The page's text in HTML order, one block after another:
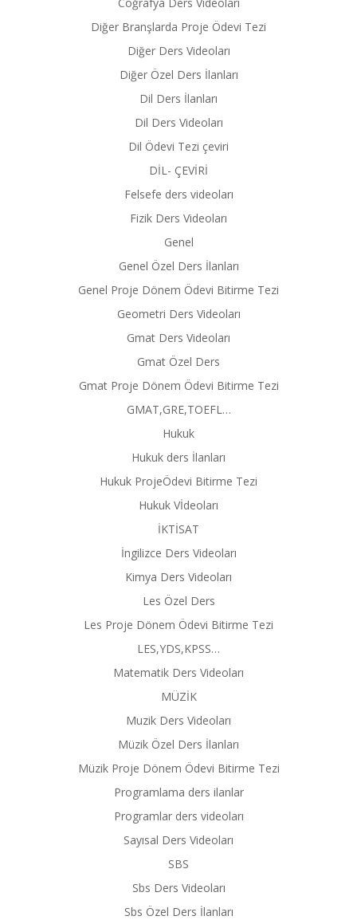
Diğer Branşlarda Proje Ödevi Tezi
Diğer Ders Videoları
Diğer Özel Ders İlanları
Dil Ders İlanları
Dil Ders Videoları
Dil Ödevi Tezi çeviri
DİL- ÇEVİRİ
Felsefe ders videoları
Fizik Ders Videoları
Genel
Genel Özel Ders İlanları
Genel Proje Dönem Ödevi Bitirme Tezi
Geometri Ders Videoları
Gmat Ders Videoları
Gmat Özel Ders
Gmat Proje Dönem Ödevi Bitirme Tezi
GMAT,GRE,TOEFL…
Hukuk
Hukuk ders İlanları
Hukuk ProjeÖdevi Bitirme Tezi
Hukuk Vİdeoları
İKTİSAT
İngilizce Ders Videoları
Kimya Ders Videoları
Les Özel Ders
Les Proje Dönem Ödevi Bitirme Tezi
LES,YDS,KPSS…
Matematik Ders Videoları
MÜZİK
Muzik Ders Videoları
Müzik Özel Ders İlanları
Müzik Proje Dönem Ödevi Bitirme Tezi
Programlama ders ilanlar
Programlar ders videoları
Sayısal Ders Videoları
SBS
Sbs Ders Videoları
Sbs Özel Ders İlanları